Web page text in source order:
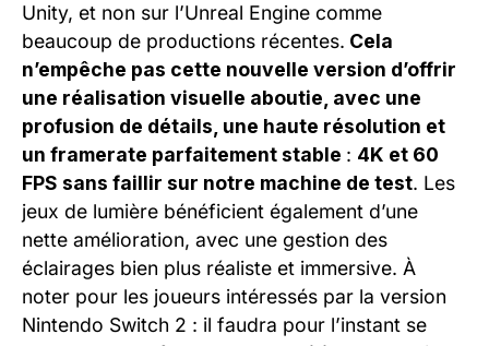
Unity, et non sur l’Unreal Engine comme
beaucoup de productions récentes. Cela
n’empêche pas cette nouvelle version d’offrir
une réalisation visuelle aboutie, avec une
profusion de détails, une haute résolution et
un framerate parfaitement stable : 4K et 60
FPS sans faillir sur notre machine de test. Les
jeux de lumière bénéficient également d’une
nette amélioration, avec une gestion des
éclairages bien plus réaliste et immersive. À
noter pour les joueurs intéressés par la version
Nintendo Switch 2 : il faudra pour l’instant se